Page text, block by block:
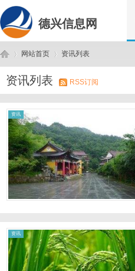
德兴信息网
德 ›
网站首页
›
资讯列表
资讯列表 RSS订阅
资讯
资讯